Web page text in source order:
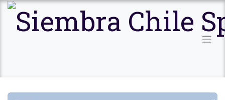
Ir al contenido